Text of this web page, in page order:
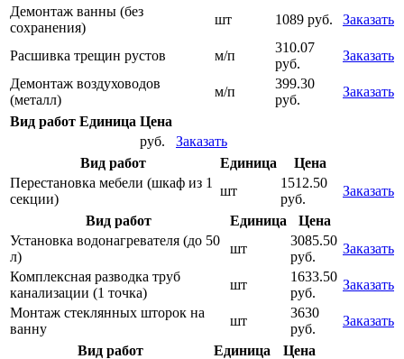
Демонтаж ванны (без
сохранения)
шт 1089 руб. Заказать
Расшивка трещин рустов м/п
310.07
руб.
Заказать
Демонтаж воздуховодов
(металл)
м/п
399.30
руб.
Заказать
Вид работ Единица Цена
руб.
Заказать
Вид работ
Единица
Цена
Перестановка мебели (шкаф из 1
секции)
шт
1512.50
руб.
Заказать
Вид работ
Единица
Цена
Установка водонагревателя (до 50
л)
шт
3085.50
руб.
Заказать
Комплексная разводка труб
канализации (1 точка)
шт
1633.50
руб.
Заказать
Монтаж стеклянных шторок на
ванну
шт
3630
руб.
Заказать
Вид работ
Единица
Цена